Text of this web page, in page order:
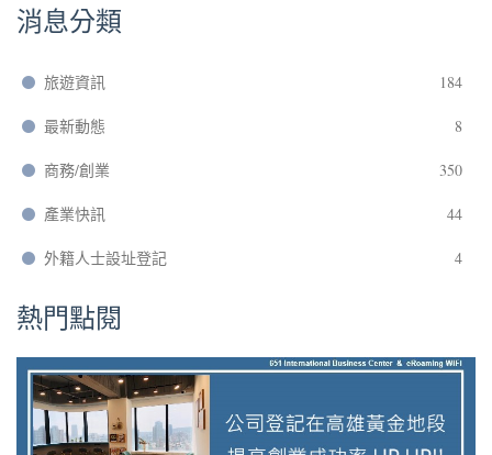
消息分類
旅遊資訊 184
最新動態 8
商務/創業 350
產業快訊 44
外籍人士設址登記 4
熱門點閱